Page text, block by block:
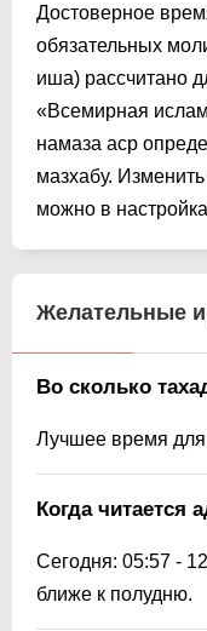
Достоверное
обязательных
иша) рассчитано
«Всемирная
намаза аср
мазхабу.
можно в
Желательные
Во сколько
Лучшее время для
Когда читается
Сегодня: 05:57 -
ближе к полудню.